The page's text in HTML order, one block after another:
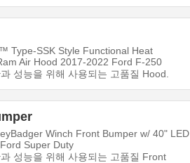
Type-SSK Style Functional Heat
Air Hood 2017-2022 Ford F-250
성능을 위해 사용되는 고품질 Hood.
Winch Front Bumper w/ 40" LED
Super Duty
성능을 위해 사용되는 고품질 Front